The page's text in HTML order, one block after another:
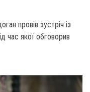
провів зустріч із
час якої обговорив